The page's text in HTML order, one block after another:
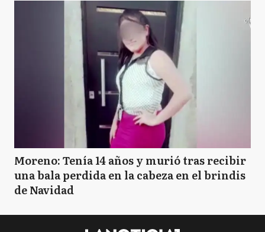
Moreno: Tenía 14 años y murió tras recibir
una bala perdida en la cabeza en el brindis
de Navidad